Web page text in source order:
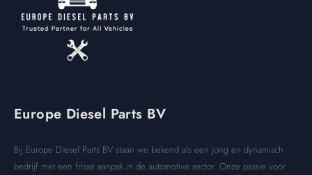
Europe Diesel Parts BV
Bij Europe Diesel Parts BV staan we bekend als een jong en dynamisch
bedrijf met een frisse aanpak in de automotive sector. Onze passie voor